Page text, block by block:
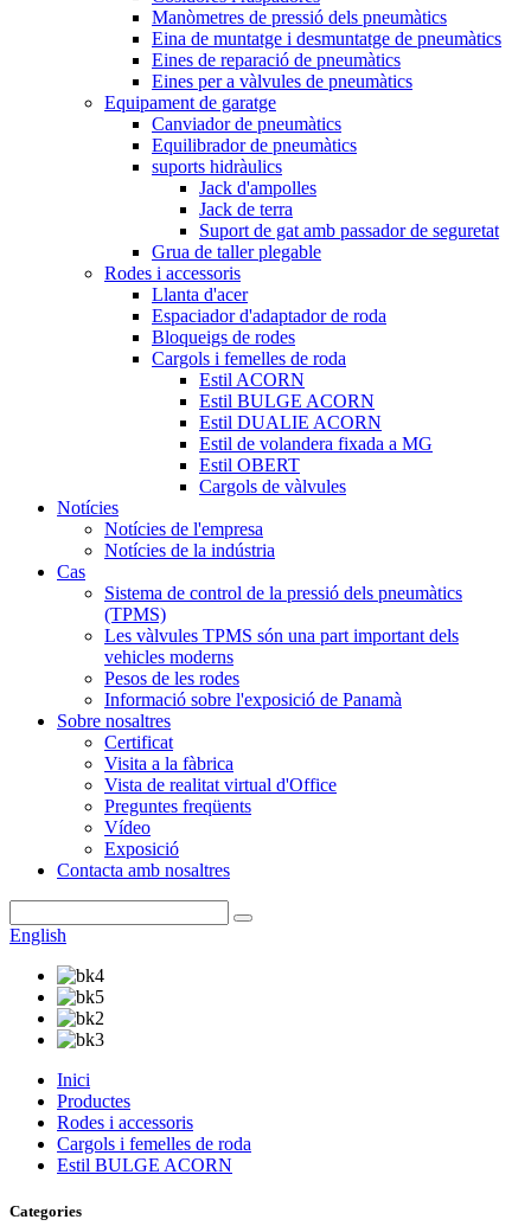
Manòmetres de pressió dels pneumàtics
Eina de muntatge i desmuntatge de pneumàtics
Eines de reparació de pneumàtics
Eines per a vàlvules de pneumàtics
Equipament de garatge
Canviador de pneumàtics
Equilibrador de pneumàtics
suports hidràulics
Jack d'ampolles
Jack de terra
Suport de gat amb passador de seguretat
Grua de taller plegable
Rodes i accessoris
Llanta d'acer
Espaciador d'adaptador de roda
Bloqueigs de rodes
Cargols i femelles de roda
Estil ACORN
Estil BULGE ACORN
Estil DUALIE ACORN
Estil de volandera fixada a MG
Estil OBERT
Cargols de vàlvules
Notícies
Notícies de l'empresa
Notícies de la indústria
Cas
Sistema de control de la pressió dels pneumàtics
(TPMS)
Les vàlvules TPMS són una part important dels
vehicles moderns
Pesos de les rodes
Informació sobre l'exposició de Panamà
Sobre nosaltres
Certificat
Visita a la fàbrica
Vista de realitat virtual d'Office
Preguntes freqüents
Vídeo
Exposició
Contacta amb nosaltres
English
Inici
Productes
Rodes i accessoris
Cargols i femelles de roda
Estil BULGE ACORN
Categories